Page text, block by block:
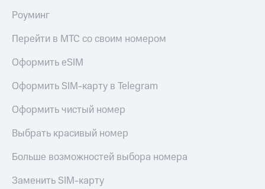
Роуминг
Перейти в МТС со своим номером
Оформить eSIM
Оформить SIM-карту в Telegram
Оформить чистый номер
Выбрать красивый номер
Больше возможностей выбора номера
Заменить SIM-карту